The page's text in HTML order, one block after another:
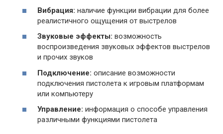
Вибрация: наличие функции вибрации для более
реалистичного ощущения от выстрелов
Звуковые эффекты: возможность
воспроизведения звуковых эффектов выстрелов
и прочих звуков
Подключение: описание возможности
подключения пистолета к игровым платформам
или компьютеру
Управление: информация о способе управления
различными функциями пистолета